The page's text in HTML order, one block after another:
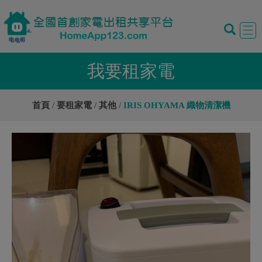
我要租家電
首頁 要租家電 其他 IRIS OHYAMA 織物清潔機